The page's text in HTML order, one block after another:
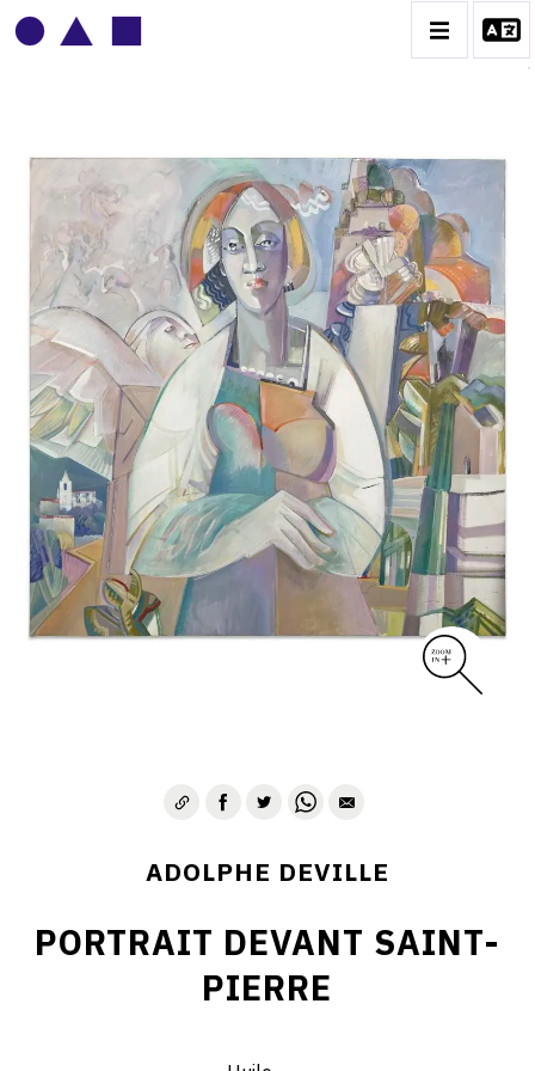
ADOLPHE DEVILLE
BIOGRAPHIE
CATALOGUE DES OEUVRES
CONTACT
ADOLPHE DEVILLE
PORTRAIT DEVANT SAINT-
PIERRE